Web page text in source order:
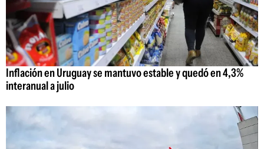
Inflación en Uruguay se mantuvo estable y quedó en 4,3%
interanual a julio